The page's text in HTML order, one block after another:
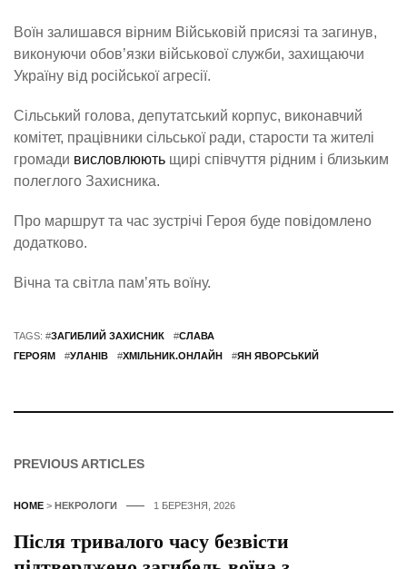
Воїн залишався вірним Військовій присязі та загинув,
виконуючи обов’язки військової служби, захищаючи
Україну від російської агресії.
Сільський голова, депутатський корпус, виконавчий
комітет, працівники сільської ради, старости та жителі
громади висловлюють щирі співчуття рідним і близьким
полеглого Захисника.
Про маршрут та час зустрічі Героя буде повідомлено
додатково.
Вічна та світла пам’ять воїну.
TAGS: #ЗАГИБЛИЙ ЗАХИСНИК #СЛАВА
ГЕРОЯМ
#УЛАНІВ #ХМІЛЬНИК.ОНЛАЙН #ЯН ЯВОРСЬКИЙ
PREVIOUS ARTICLES
HOME > НЕКРОЛОГИ 1 БЕРЕЗНЯ, 2026
Після тривалого часу безвісти